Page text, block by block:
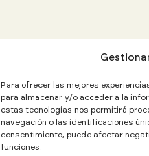
Para ofrecer las mejores
para almacenar y/o acceder a la
estas tecnologías nos permitirá
navegación o las identificaciones
consentimiento, puede afectar
funciones.